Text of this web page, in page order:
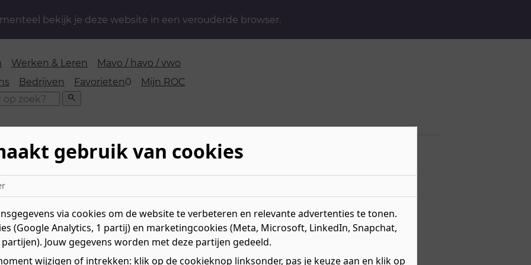
bekijk je deze website in een verouderde browser.
Werken & Leren
Mavo / havo / vwo
Bedrijven Favorieten0 favorieten
Mijn ROC
Zoeken
opleidingen Bouwkunde en Engineering
opleidingen Bouwkunde en
gebruik van cookies
via cookies om de website te verbeteren en relevante advertenties te tonen.
(Google Analytics, 1 partij) en marketingcookies (Meta, Microsoft, LinkedIn, Snapchat,
Jouw gegevens worden met deze partijen gedeeld.
wijzigen of intrekken: klik op de cookieknop linksonder, pas je keuze aan en klik op